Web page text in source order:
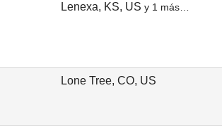
Lenexa, KS, US y 1 más…
Lone Tree, CO, US